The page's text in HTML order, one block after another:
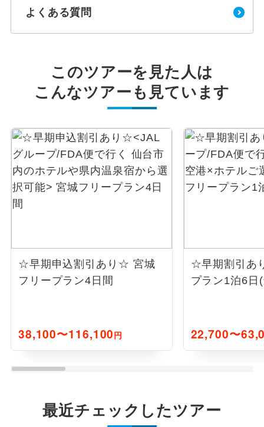
よくある質問
このツアーを見た人は
こんなツアーも見ています
☆早期申込割引あり☆ 宮城
フリープラン4日間
38,100〜116,100円
☆早期割引あ
プラン1泊6日
22,700〜
最近チェックしたツアー